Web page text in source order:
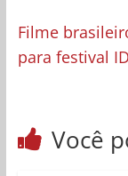
Filme
para festival
Você